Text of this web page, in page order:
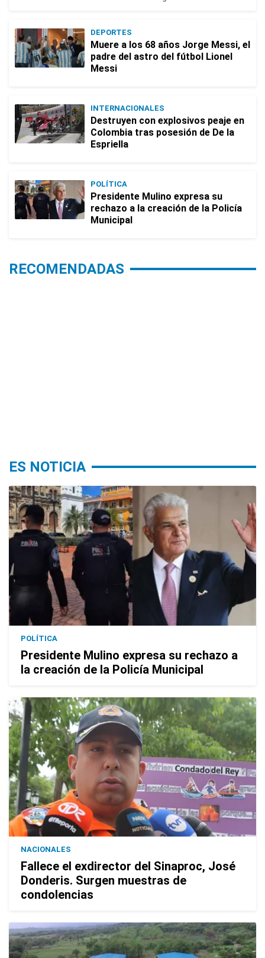
DEPORTES
Muere a los 68 años Jorge Messi, el
padre del astro del fútbol Lionel
Messi
INTERNACIONALES
Destruyen con explosivos peaje en
Colombia tras posesión de De la
Espriella
POLÍTICA
Presidente Mulino expresa su
rechazo a la creación de la Policía
Municipal
RECOMENDADAS
ES NOTICIA
POLÍTICA
Presidente Mulino expresa su rechazo a
la creación de la Policía Municipal
NACIONALES
Fallece el exdirector del Sinaproc, José
Donderis. Surgen muestras de
condolencias